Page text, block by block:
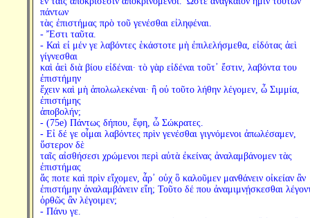
πάντων
τὰς ἐπιστήμας πρὸ τοῦ γενέσθαι εἰληφέναι.
- Ἔστι ταῦτα.
- Καὶ εἰ μέν γε λαβόντες ἑκάστοτε μὴ ἐπιλελήσμεθα, εἰδότας ἀεὶ
γίγνεσθαι
καὶ ἀεὶ διὰ βίου εἰδέναι· τὸ γὰρ εἰδέναι τοῦτ᾽ ἔστιν, λαβόντα του
ἐπιστήμην
ἔχειν καὶ μὴ ἀπολωλεκέναι· ἢ οὐ τοῦτο λήθην λέγομεν, ὦ Σιμμία,
ἐπιστήμης
ἀποβολήν;
- (75e) Πάντως δήπου, ἔφη, ὦ Σώκρατες.
- Εἰ δέ γε οἶμαι λαβόντες πρὶν γενέσθαι γιγνόμενοι ἀπωλέσαμεν,
ὕστερον δὲ
ταῖς αἰσθήσεσι χρώμενοι περὶ αὐτὰ ἐκείνας ἀναλαμβάνομεν τὰς
ἐπιστήμας
ἅς ποτε καὶ πρὶν εἴχομεν, ἆρ᾽ οὐχ ὃ καλοῦμεν μανθάνειν οἰκείαν ἂν
ἐπιστήμην ἀναλαμβάνειν εἴη; Τοῦτο δέ που ἀναμιμνῄσκεσθαι
ὀρθῶς ἂν λέγοιμεν;
- Πάνυ γε.